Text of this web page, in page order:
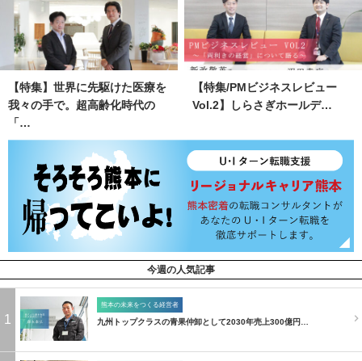
【特集】世界に先駆けた医療を
我々の手で。超高齢化時代の
「…
【特集/PMビジネスレビュー
Vol.2】しらさぎホールデ…
今週の人気記事
1
熊本の未来をつくる経営者
九州トップクラスの青果仲卸として2030年売上300億円…